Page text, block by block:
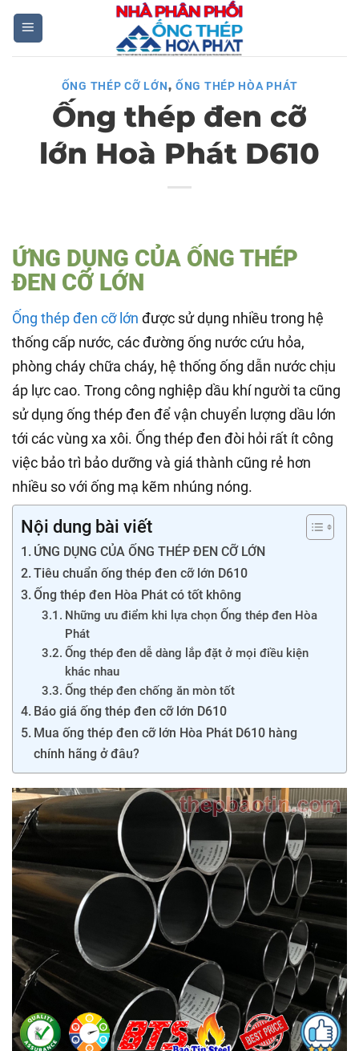
Skip
content
ỐNG THÉP CỠ LỚN, ỐNG THÉP HÒA PHÁT
Ống thép đen cỡ
lớn Hoà Phát D610
ỨNG DỤNG CỦA ỐNG THÉP
ĐEN CỠ LỚN
Ống thép đen cỡ lớn được sử dụng nhiều trong hệ
thống cấp nước, các đường ống nước cứu hỏa,
phòng cháy chữa cháy, hệ thống ống dẫn nước chịu
áp lực cao. Trong công nghiệp dầu khí người ta cũng
sử dụng ống thép đen để vận chuyển lượng dầu lớn
tới các vùng xa xôi. Ống thép đen đòi hỏi rất ít công
việc bảo trì bảo dưỡng và giá thành cũng rẻ hơn
nhiều so với ống mạ kẽm nhúng nóng.
Nội dung bài viết
ỨNG DỤNG CỦA ỐNG THÉP ĐEN CỠ LỚN
Tiêu chuẩn ống thép đen cỡ lớn D610
Ống thép đen Hòa Phát có tốt không
Những ưu điểm khi lựa chọn Ống thép đen Hòa
Phát
Ống thép đen dễ dàng lắp đặt ở mọi điều kiện
khác nhau
Ống thép đen chống ăn mòn tốt
Báo giá ống thép đen cỡ lớn D610
Mua ống thép đen cỡ lớn Hòa Phát D610 hàng
chính hãng ở đâu?